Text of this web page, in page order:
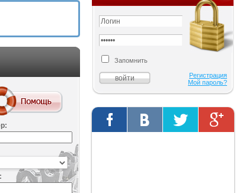
Запомнить
Регистрация
Мой пароль?